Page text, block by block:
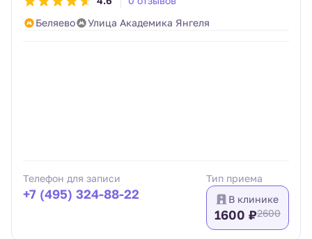
Беляево
Улица Академика Янгеля
Тип приема
В клинике
1600 ₽2600
Телефон для записи
+7 (495) 324-88-22